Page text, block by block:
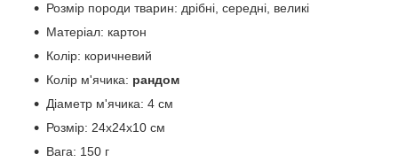
Розмір породи тварин: дрібні, середні, великі
Матеріал: картон
Колір: коричневий
Колір м'ячика: рандом
Діаметр м'ячика: 4 см
Розмір: 24х24х10 см
Вага: 150 г